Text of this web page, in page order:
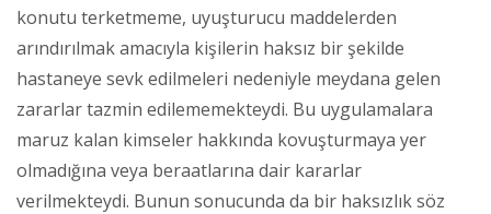
konutu terketmeme, uyuşturucu maddelerden
arındırılmak amacıyla kişilerin haksız bir şekilde
hastaneye sevk edilmeleri nedeniyle meydana gelen
zararlar tazmin edilememekteydi. Bu uygulamalara
maruz kalan kimseler hakkında kovuşturmaya yer
olmadığına veya beraatlarına dair kararlar
verilmekteydi. Bunun sonucunda da bir haksızlık söz